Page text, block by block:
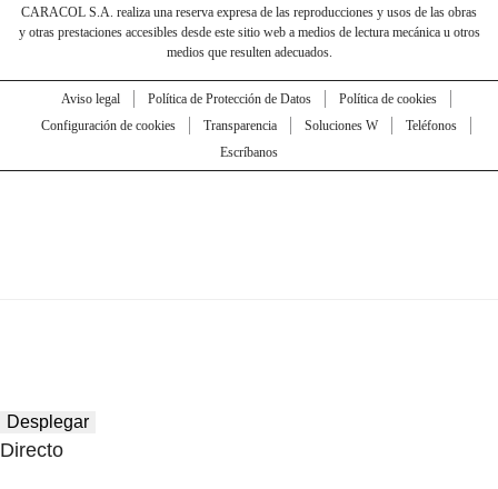
CARACOL S.A. realiza una reserva expresa de las reproducciones y usos de las obras
y otras prestaciones accesibles desde este sitio web a medios de lectura mecánica u otros
medios que resulten adecuados.
Aviso legal Política de Protección de Datos
Política de cookies
Configuración de cookies
Transparencia Soluciones W
Teléfonos
Escríbanos
Desplegar
Directo